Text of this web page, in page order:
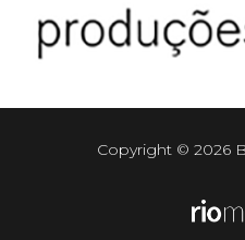
Copyright © 2026